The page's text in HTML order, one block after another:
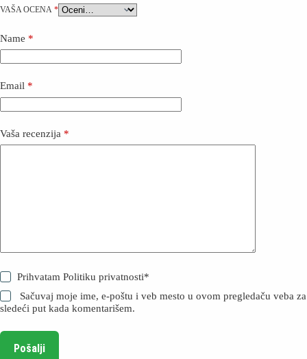
VAŠA OCENA *
Name *
Email *
Vaša recenzija *
PrihvatamPolitiku privatnosti*
Sačuvaj moje ime, e-poštu i veb mesto u ovom pregledaču veba za
sledeći put kada komentarišem.
Pošalji